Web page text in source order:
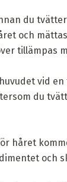
du
och
tillämpas
vid
du
håret
och